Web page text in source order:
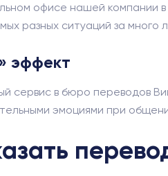
офисе нашей компании
разных ситуаций за много
эффект
сервис в бюро переводов
эмоциями при